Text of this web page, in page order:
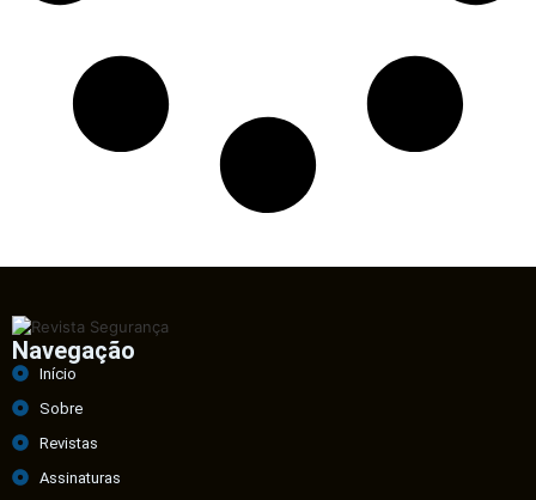
Navegação
Início
Sobre
Revistas
Assinaturas